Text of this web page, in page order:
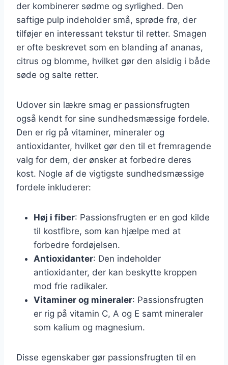
der kombinerer sødme og syrlighed. Den
saftige pulp indeholder små, sprøde frø, der
tilføjer en interessant tekstur til retter. Smagen
er ofte beskrevet som en blanding af ananas,
citrus og blomme, hvilket gør den alsidig i både
søde og salte retter.
Udover sin lækre smag er passionsfrugten
også kendt for sine sundhedsmæssige fordele.
Den er rig på vitaminer, mineraler og
antioxidanter, hvilket gør den til et fremragende
valg for dem, der ønsker at forbedre deres
kost. Nogle af de vigtigste sundhedsmæssige
fordele inkluderer:
Høj i fiber: Passionsfrugten er en god kilde
til kostfibre, som kan hjælpe med at
forbedre fordøjelsen.
Antioxidanter: Den indeholder
antioxidanter, der kan beskytte kroppen
mod frie radikaler.
Vitaminer og mineraler: Passionsfrugten
er rig på vitamin C, A og E samt mineraler
som kalium og magnesium.
Disse egenskaber gør passionsfrugten til en